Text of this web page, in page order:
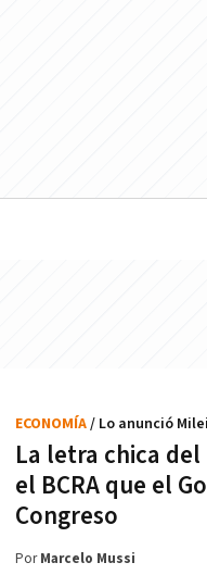
La letra chica
el BCRA que el
Congreso
ECONOMÍA/ Lo anunció Milei
PorMarcelo Mussi